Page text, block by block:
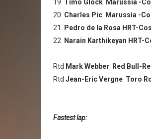
19. Timo Glock Marussia -
20. Charles Pic Marussia -
21.
Pedro de la Rosa HRT-
22.
Narain Karthikeyan HRT-
Rtd Mark Webber Red Bull-
Rtd Jean-Eric Vergne Toro
Fastest lap: